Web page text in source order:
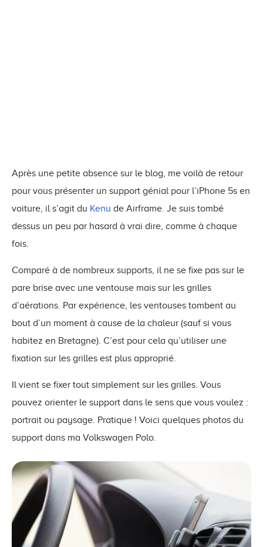
Après une petite absence sur le blog, me voilà de retour
pour vous présenter un support génial pour l’iPhone 5s en
voiture, il s’agit du Kenu de Airframe. Je suis tombé
dessus un peu par hasard à vrai dire, comme à chaque
fois.
Comparé à de nombreux supports, il ne se fixe pas sur le
pare brise avec une ventouse mais sur les grilles
d’aérations. Par expérience, les ventouses tombent au
bout d’un moment à cause de la chaleur (sauf si vous
habitez en Bretagne). C’est pour cela qu’utiliser une
fixation sur les grilles est plus approprié.
Il vient se fixer tout simplement sur les grilles. Vous
pouvez orienter le support dans le sens que vous voulez :
portrait ou paysage. Pratique ! Voici quelques photos du
support dans ma Volkswagen Polo.